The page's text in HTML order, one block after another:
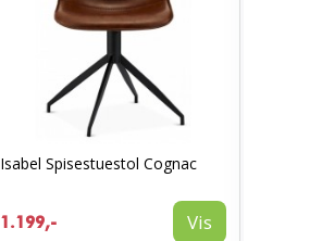
Isabel Spisestuestol Cognac
1.199,- Vis